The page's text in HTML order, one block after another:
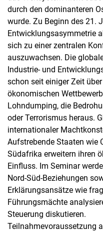
durch den dominanteren
wurde. Zu Beginn des 21.
Entwicklungsasymmetrie
sich zu einer zentralen
auszuwachsen. Die
Industrie- und
schon seit einiger Zeit
ökonomischen
Lohndumping, die
oder Terrorismus heraus.
internationaler
Aufstrebende Staaten wie
Südafrika erweitern ihren
Einfluss. Im Seminar
Nord-Süd-Beziehungen
Erklärungsansätze wie
Führungsmächte
Steuerung diskutieren.
Teilnahmevoraussetzung